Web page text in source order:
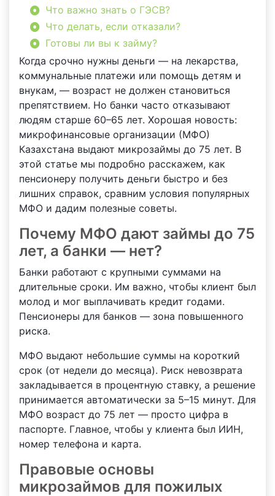
Что важно знать о ГЭСВ?
Что делать, если отказали?
Готовы ли вы к займу?
Когда срочно нужны деньги — на лекарства,
коммунальные платежи или помощь детям и
внукам, — возраст не должен становиться
препятствием. Но банки часто отказывают
людям старше 60–65 лет. Хорошая новость:
микрофинансовые организации (МФО)
Казахстана выдают микрозаймы до 75 лет. В
этой статье мы подробно расскажем, как
пенсионеру получить деньги быстро и без
лишних справок, сравним условия популярных
МФО и дадим полезные советы.
Почему МФО дают займы до 75
лет, а банки — нет?
Банки работают с крупными суммами на
длительные сроки. Им важно, чтобы клиент был
молод и мог выплачивать кредит годами.
Пенсионеры для банков — зона повышенного
риска.
МФО выдают небольшие суммы на короткий
срок (от недели до месяца). Риск невозврата
закладывается в процентную ставку, а решение
принимается автоматически за 5–15 минут. Для
МФО возраст до 75 лет — просто цифра в
паспорте. Главное, чтобы у клиента был ИИН,
номер телефона и карта.
Правовые основы
микрозаймов для пожилых